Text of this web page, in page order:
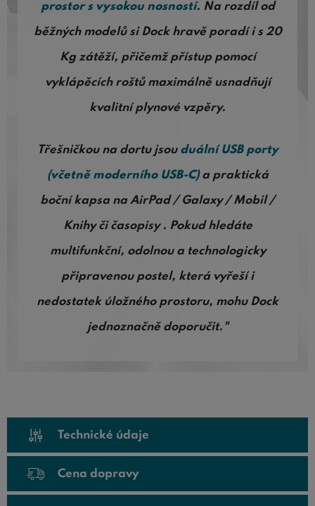
prostor s vysokou nosností. Na rozdíl od
běžných modelů si Dock hravě poradí i s 20
Kg zátěží, přičemž přístup pomocí
vyklápěcích roštů maximálně usnadňují
kvalitní plynové vzpěry.
Třešničkou na dortu jsou duální USB porty
(včetně moderního USB-C)a praktická
boční kapsa na AirPad / Galaxy / Mobil /
Knihy či časopisy . Pokud hledáte
multifunkční, odolnou a technologicky
připravenou postel, která vyřeší i
nedostatek úložného prostoru, mohu Dock
jednoznačně doporučit."
Technické údaje
Cena dopravy